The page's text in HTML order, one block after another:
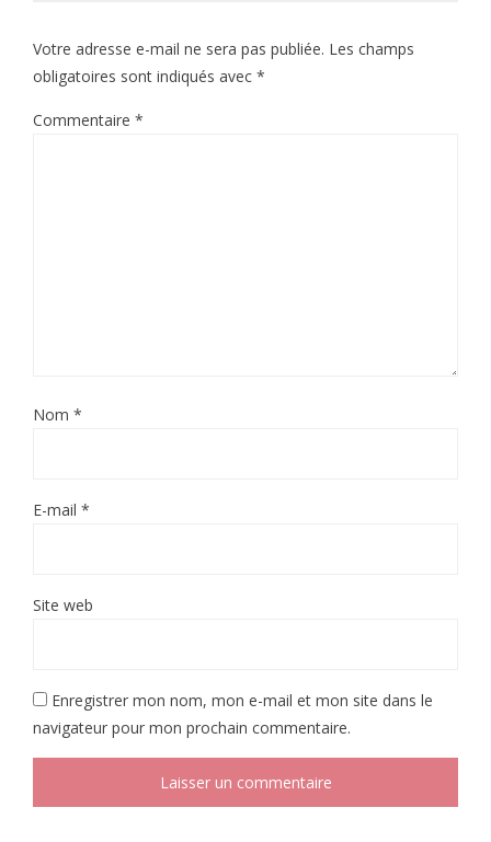
Votre adresse e-mail ne sera pas publiée. Les champs
obligatoires sont indiqués avec *
Commentaire *
Nom *
E-mail *
Site web
Enregistrer mon nom, mon e-mail et mon site dans le
navigateur pour mon prochain commentaire.